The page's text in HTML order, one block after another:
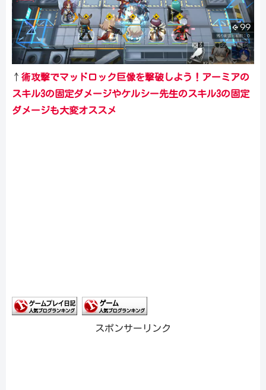
↑ 術攻撃でマッドロック巨像を撃破しよう！アーミアの
スキル3の固定ダメージやケルシー先生のスキル3の固定
ダメージも大変オススメ
スポンサーリンク